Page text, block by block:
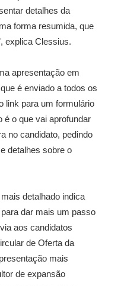
detalhes da
forma resumida, que
explica Clessius.
apresentação em
é enviado a todos os
link para um formulário
é o que vai aprofundar
no candidato, pedindo
detalhes sobre o
detalhado indica
dar mais um passo
aos candidatos
de Oferta da
mais
de expansão